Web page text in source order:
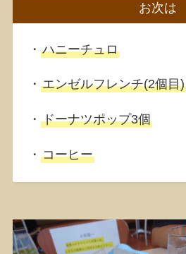
お次は
・ハニーチュロ
・エンゼルフレンチ(2個目)
・ドーナツポップ3個
・コーヒー